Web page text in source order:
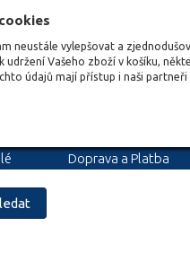
neustále vylepšovat a
udržení Vašeho zboží v košíku,
údajů mají přístup i naši
Doprava a Platba